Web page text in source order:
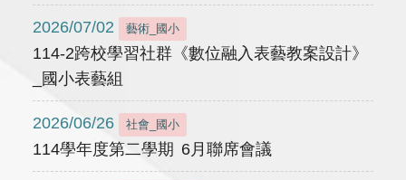
2026/07/02 藝術_國小
114-2跨校學習社群《數位融入表藝教案設計》
_國小表藝組
2026/06/26 社會_國小
114學年度第二學期 6月聯席會議